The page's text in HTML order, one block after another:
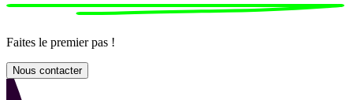
Faites le premier pas !
Nous contacter